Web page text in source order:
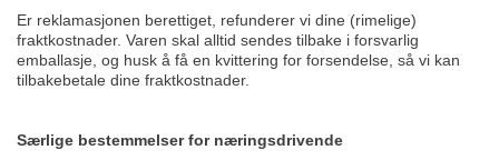
Er reklamasjonen berettiget, refunderer vi dine (rimelige)
fraktkostnader. Varen skal alltid sendes tilbake i forsvarlig
emballasje, og husk å få en kvittering for forsendelse, så vi kan
tilbakebetale dine fraktkostnader.
Særlige bestemmelser for næringsdrivende